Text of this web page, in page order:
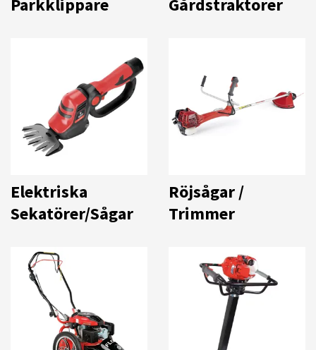
Parkklippare Gårdstraktorer
Elektriska
Sekatörer/Sågar
Röjsågar /
Trimmer